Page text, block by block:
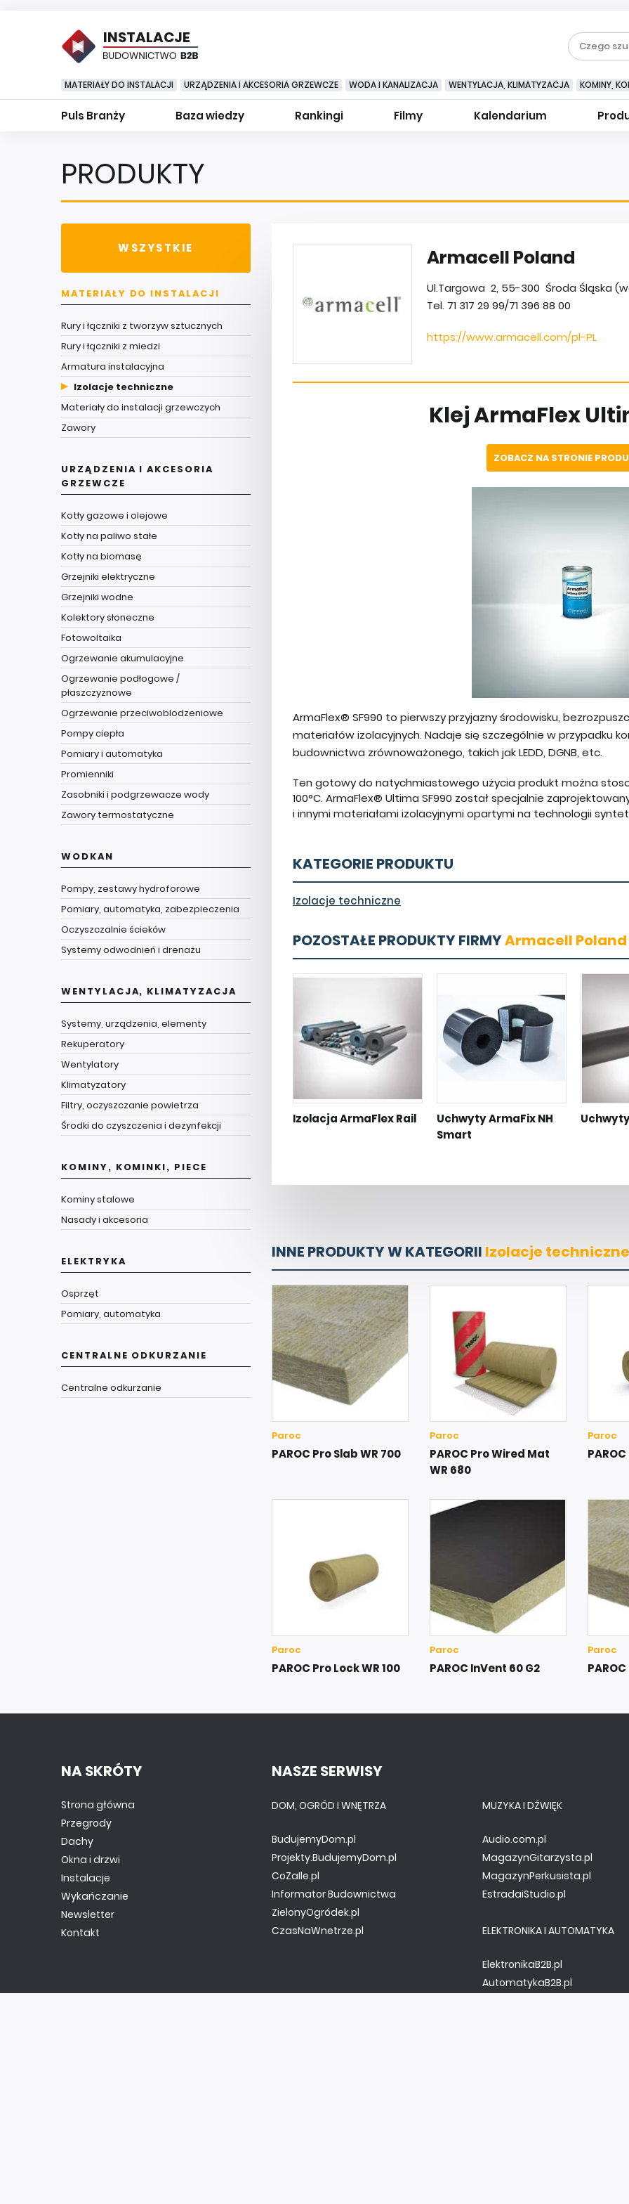
INSTALACJE
MATERIAŁY DO INSTALACJI URZĄDZENIA I AKCESORIA GRZEWCZE WODA I KANALIZACJA WENTYLACJA, KLIMATYZACJA KOMINY,
Puls Branży Baza wiedzy Rankingi Filmy Kalendarium
PRODUKTY
WSZYSTKIE
MATERIAŁY DO INSTALACJI
Rury i łączniki z tworzyw sztucznych
Rury i łączniki z miedzi
Armatura instalacyjna
Izolacje techniczne
Materiały do instalacji grzewczych
Zawory
URZĄDZENIA I AKCESORIA
GRZEWCZE
Kotły gazowe i olejowe
Kotły na paliwo stałe
Kotły na biomasę
Grzejniki elektryczne
Grzejniki wodne
Kolektory słoneczne
Fotowoltaika
Ogrzewanie akumulacyjne
Ogrzewanie podłogowe /
płaszczyznowe
Ogrzewanie przeciwoblodzeniowe
Pompy ciepła
Pomiary i automatyka
Promienniki
Zasobniki i podgrzewacze wody
Zawory termostatyczne
WODKAN
Pompy, zestawy hydroforowe
Pomiary, automatyka, zabezpieczenia
Oczyszczalnie ścieków
Systemy odwodnień i drenażu
WENTYLACJA, KLIMATYZACJA
Systemy, urządzenia, elementy
Rekuperatory
Wentylatory
Klimatyzatory
Filtry, oczyszczanie powietrza
Środki do czyszczenia i dezynfekcji
KOMINY, KOMINKI, PIECE
Kominy stalowe
Nasady i akcesoria
ELEKTRYKA
Osprzęt
Pomiary, automatyka
CENTRALNE ODKURZANIE
Centralne odkurzanie
Armacell Poland
Ul.Targowa 2, 55-300 Środa Śląska
Tel. 71 317 29 99/71 396 88 00
https://www.armacell.com/pl-PL
Klej ArmaFlex
ZOBACZ NA STRONIE
ArmaFlex® SF990 to pierwszy przyjazny środowisku,
materiałów izolacyjnych. Nadaje się szczególnie w przypadku
budownictwa zrównoważonego, takich jak LEDD, DGNB, etc.
Ten gotowy do natychmiastowego użycia produkt można
100°C. ArmaFlex® Ultima SF990 został specjalnie
i innymi materiałami izolacyjnymi opartymi na technologii
KATEGORIE PRODUKTU
Izolacje techniczne
POZOSTAŁE PRODUKTY FIRMYArmacell Poland
Izolacja ArmaFlex Rail
Uchwyty ArmaFix NH
Smart
INNE PRODUKTY W KATEGORII Izolacje techniczne
Paroc
PAROC Pro Slab WR 700
Paroc
PAROC Pro Wired Mat
WR 680
Paroc
Paroc
PAROC Pro Lock WR 100
Paroc
PAROC InVent 60 G2
Paroc
NA SKRÓTY
Strona główna
Przegrody
Dachy
Okna i drzwi
Instalacje
Wykańczanie
Newsletter
Kontakt
NASZE SERWISY
DOM, OGRÓD I WNĘTRZA
BudujemyDom.pl
Projekty.BudujemyDom.pl
CoZaIle.pl
Informator Budownictwa
ZielonyOgródek.pl
CzasNaWnetrze.pl
MUZYKA I DŹWIĘK
Audio.com.pl
MagazynGitarzysta.pl
MagazynPerkusista.pl
EstradaiStudio.pl
ELEKTRONIKA I AUTOMATYKA
ElektronikaB2B.pl
AutomatykaB2B.pl